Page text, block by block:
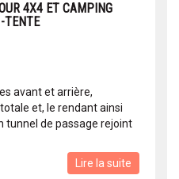
4X4 ET CAMPING
TENTE
avant et arrière,
et, le rendant ainsi
tunnel de passage rejoint
Lire la suite